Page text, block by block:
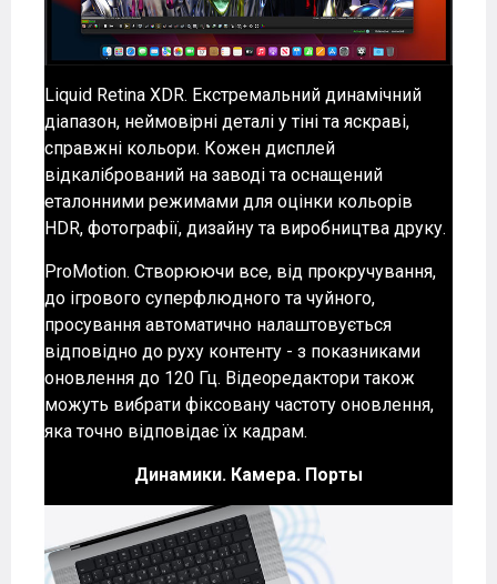
Liquid Retina XDR. Екстремальний динамічний
діапазон, неймовірні деталі у тіні та яскраві,
справжні кольори. Кожен дисплей
відкалібрований на заводі та оснащений
еталонними режимами для оцінки кольорів
HDR, фотографії, дизайну та виробництва друку.
ProMotion. Створюючи все, від прокручування,
до ігрового суперфлюдного та чуйного,
просування автоматично налаштовується
відповідно до руху контенту - з показниками
оновлення до 120 Гц. Відеоредактори також
можуть вибрати фіксовану частоту оновлення,
яка точно відповідає їх кадрам.
Динамики. Камера. Порты